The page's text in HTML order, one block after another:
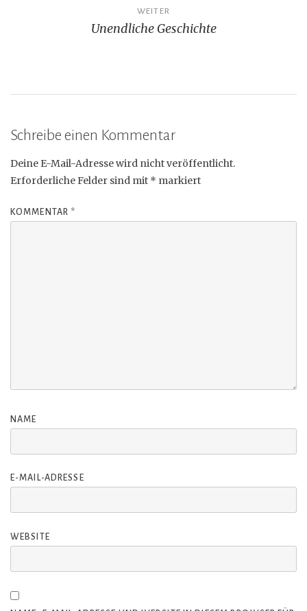
WEITER
Unendliche Geschichte
Schreibe einen Kommentar
Deine E-Mail-Adresse wird nicht veröffentlicht.
Erforderliche Felder sind mit * markiert
KOMMENTAR *
NAME
E-MAIL-ADRESSE
WEBSITE